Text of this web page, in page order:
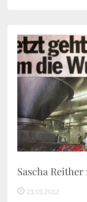
Sascha
21.01.2012